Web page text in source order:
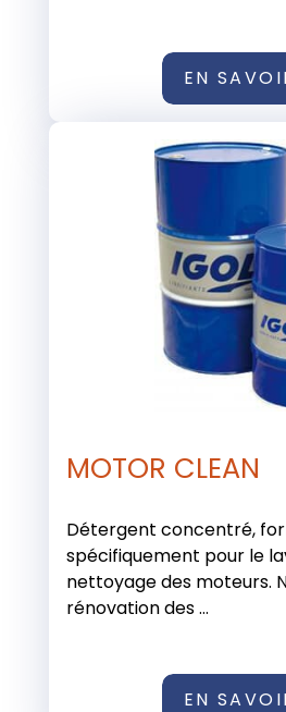
EN
MOTOR CLEAN
Détergent concentré,
spécifiquement pour le
nettoyage des moteurs.
rénovation des ...
EN